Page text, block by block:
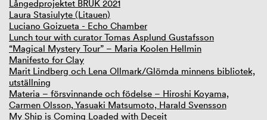
Långedprojektet BRUK 2021
Laura Stasiulyte (Litauen)
Luciano Goizueta - Echo Chamber
Lunch tour with curator Tomas Asplund Gustafsson
“Magical Mystery Tour” – Maria Koolen Hellmin
Manifesto for Clay
Marit Lindberg och Lena Ollmark/Glömda minnens bibliotek,
utställning
Materia – försvinnande och födelse – Hiroshi Koyama,
Carmen Olsson, Yasuaki Matsumoto, Harald Svensson
My Ship is Coming Loaded with Deceit